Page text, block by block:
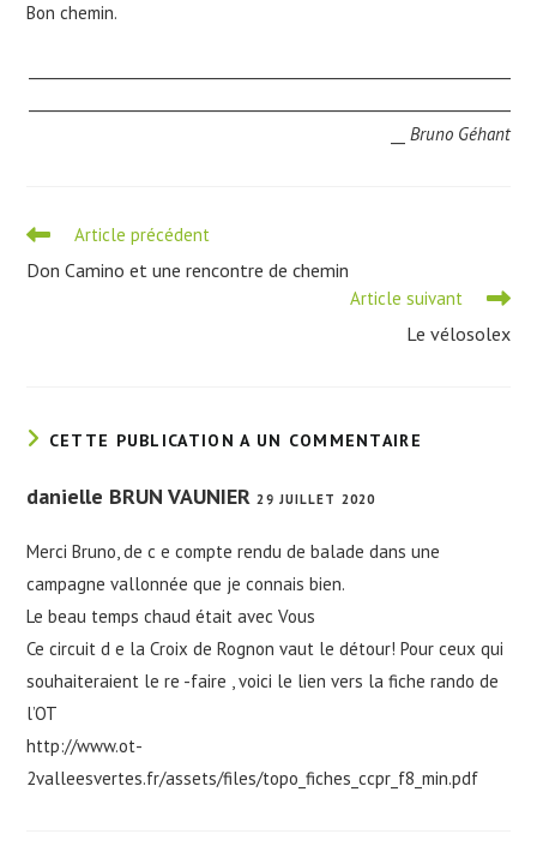
Bon chemin.
Bruno Géhant
Read
articles
Article précédent
Don Camino et une rencontre de chemin
Article suivant
Le vélosolex
CETTE PUBLICATION A UN COMMENTAIRE
danielle BRUN VAUNIER29 JUILLET 2020
Merci Bruno, de c e compte rendu de balade dans une
campagne vallonnée que je connais bien.
Le beau temps chaud était avec Vous
Ce circuit d e la Croix de Rognon vaut le détour! Pour ceux qui
souhaiteraient le re -faire , voici le lien vers la fiche rando de
l’OT
http://www.ot-
2valleesvertes.fr/assets/files/topo_fiches_ccpr_f8_min.pdf